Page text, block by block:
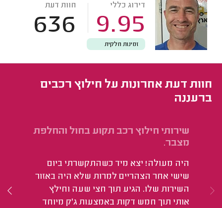
דירוג כללי
9.95
חוות דעת
636
זמינות חלקית
חוות דעת אחרונות על חילוץ רכבים
ברעננה
שירותי חילוץ רכב תקוע בחול והחלפת
מצבר.
היה מעולה! יצא מיד כשהתקשרתי ביום
שישי אחר הצהריים למרות שלא היה באזור
השירות שלו. הגיע תוך חצי שעה וחילץ
אותי תוך חמש דקות באמצעות ג'ק מיוחד